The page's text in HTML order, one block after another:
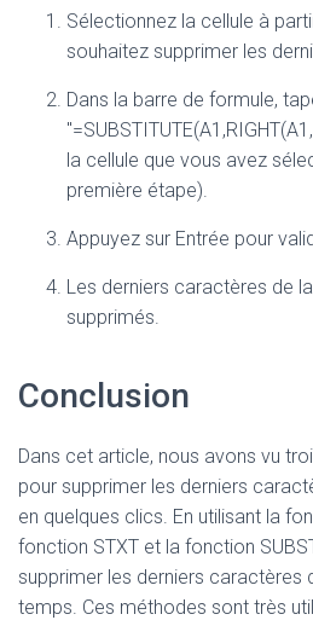
Sélectionnez la cellule à
souhaitez supprimer les
Dans la barre de formule,
la cellule que vous avez
première étape).
Appuyez sur Entrée pour
Les derniers caractères de
supprimés.
Conclusion
Dans cet article, nous avons vu
pour supprimer les derniers
en quelques clics. En utilisant la
fonction STXT et la fonction
supprimer les derniers caractères
temps. Ces méthodes sont très